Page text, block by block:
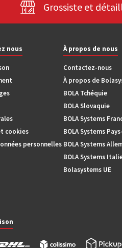
Grossiste et
nous
cookies
personnelles
À propos de nous
Contactez-nous
À propos de
BOLA Tchéquie
BOLA Slovaquie
BOLA Systems
BOLA Systems
BOLA Systems
BOLA Systems
Bolasystems UE